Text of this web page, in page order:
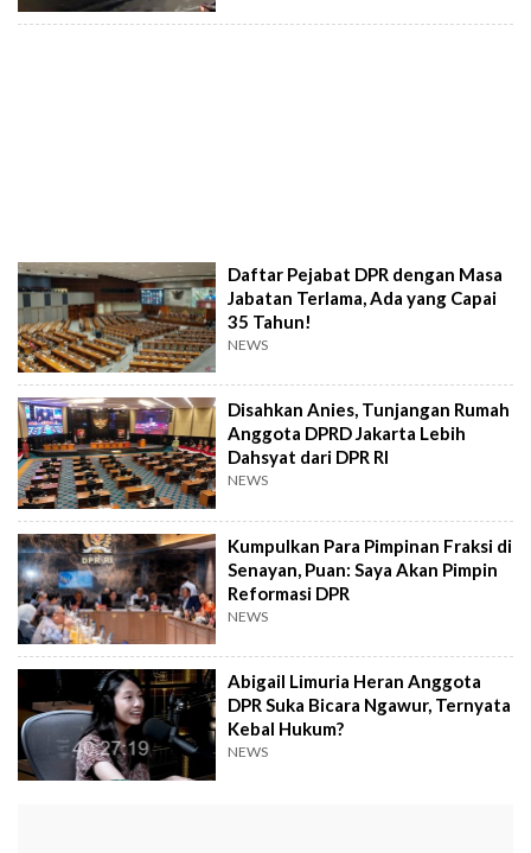
Daftar Pejabat DPR dengan Masa
Jabatan Terlama, Ada yang Capai
35 Tahun!
NEWS
Disahkan Anies, Tunjangan Rumah
Anggota DPRD Jakarta Lebih
Dahsyat dari DPR RI
NEWS
Kumpulkan Para Pimpinan Fraksi di
Senayan, Puan: Saya Akan Pimpin
Reformasi DPR
NEWS
Abigail Limuria Heran Anggota
DPR Suka Bicara Ngawur, Ternyata
Kebal Hukum?
NEWS